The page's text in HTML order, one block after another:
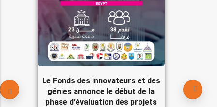
Le Fonds des innovateurs et des
génies annonce le début de la
phase d'évaluation des projets